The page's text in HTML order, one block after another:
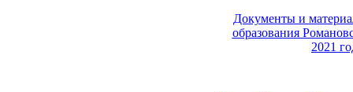
Документы и
образования
2021